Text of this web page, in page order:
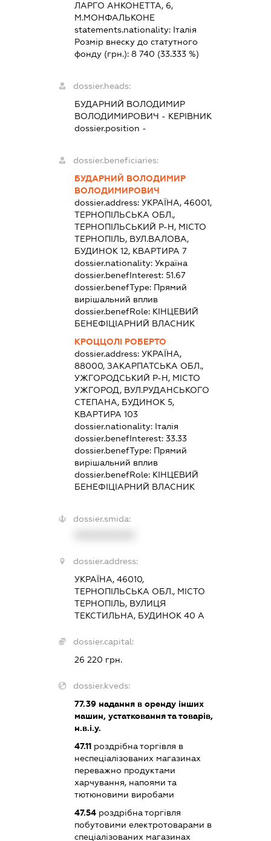
ЛАРГО АНКОНЕТТА, 6,
М.МОНФАЛЬКОНЕ
statements.nationality: Італія
Розмір внеску до статутного
фонду (грн.): 8 740 (33.333 %)
dossier.heads:
БУДАРНИЙ ВОЛОДИМИР
ВОЛОДИМИРОВИЧ - КЕРІВНИК
dossier.position -
dossier.beneficiaries:
БУДАРНИЙ ВОЛОДИМИР
ВОЛОДИМИРОВИЧ
dossier.address: УКРАЇНА, 46001,
ТЕРНОПІЛЬСЬКА ОБЛ.,
ТЕРНОПІЛЬСЬКИЙ Р-Н, МІСТО
ТЕРНОПІЛЬ, ВУЛ.ВАЛОВА,
БУДИНОК 12, КВАРТИРА 7
dossier.nationality: Україна
dossier.benefInterest: 51.67
dossier.benefType: Прямий
вирішальний вплив
dossier.benefRole: КІНЦЕВИЙ
БЕНЕФІЦІАРНИЙ ВЛАСНИК
КРОЦЦОЛІ РОБЕРТО
dossier.address: УКРАЇНА,
88000, ЗАКАРПАТСЬКА ОБЛ.,
УЖГОРОДСЬКИЙ Р-Н, МІСТО
УЖГОРОД, ВУЛ.РУДАНСЬКОГО
СТЕПАНА, БУДИНОК 5,
КВАРТИРА 103
dossier.nationality: Італія
dossier.benefInterest: 33.33
dossier.benefType: Прямий
вирішальний вплив
dossier.benefRole: КІНЦЕВИЙ
БЕНЕФІЦІАРНИЙ ВЛАСНИК
dossier.smida:
dossier.address:
УКРАЇНА, 46010,
ТЕРНОПІЛЬСЬКА ОБЛ., МІСТО
ТЕРНОПІЛЬ, ВУЛИЦЯ
ТЕКСТИЛЬНА, БУДИНОК 40 А
dossier.capital:
26 220 грн.
dossier.kveds:
77.39надання в оренду інших
машин, устатковання та товарів,
н.в.і.у.
47.11роздрібна торгівля в
неспеціалізованих магазинах
переважно продуктами
харчування, напоями та
тютюновими виробами
47.54роздрібна торгівля
побутовими електротоварами в
спеціалізованих магазинах